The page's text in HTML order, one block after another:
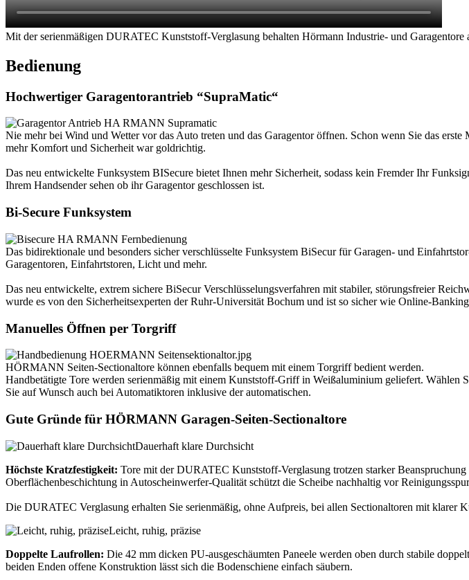
Mit der serienmäßigen DURATEC Kunststoff-Verglasung behalten Hörmann Industrie- und
Bedienung
Hochwertiger Garagentorantrieb “SupraMatic“
Nie mehr bei Wind und Wetter vor das Auto treten und das Garagentor öffnen. Schon wenn Sie das
mehr Komfort und Sicherheit war goldrichtig.
Das neu entwickelte Funksystem BISecure bietet Ihnen mehr Sicherheit, sodass kein Fremder Ihr
Ihrem Handsender sehen ob ihr Garagentor geschlossen ist.
Bi-Secure Funksystem
Das bidirektionale und besonders sicher verschlüsselte Funksystem BiSecur für Garagen- und
Garagentoren, Einfahrtstoren, Licht und mehr.
Das neu entwickelte, extrem sichere BiSecur Verschlüsselungsverfahren mit stabiler, störungsfreier
wurde es von den Sicherheitsexperten der Ruhr-Universität Bochum und ist so sicher wie Online-
Manuelles Öffnen per Torgriff
HÖRMANN Seiten-Sectionaltore können ebenfalls bequem mit einem Torgriff bedient werden.
Handbetätigte Tore werden serienmäßig mit einem Kunststoff-Griff in Weißaluminium geliefert. Wählen
Sie auf Wunsch auch bei Automatiktoren inklusive der automatischen.
Gute Gründe für HÖRMANN Garagen-Seiten-Sectionaltore
Dauerhaft klare Durchsicht
Höchste Kratzfestigkeit: Tore mit der DURATEC Kunststoff-Verglasung trotzen starker
Oberflächenbeschichtung in Autoscheinwerfer-Qualität schützt die Scheibe nachhaltig vor
Die DURATEC Verglasung erhalten Sie serienmäßig, ohne Aufpreis, bei allen Sectionaltoren mit
Leicht, ruhig, präzise
Doppelte Laufrollen: Die 42 mm dicken PU-ausgeschäumten Paneele werden oben durch stabile
beiden Enden offene Konstruktion lässt sich die Bodenschiene einfach säubern.